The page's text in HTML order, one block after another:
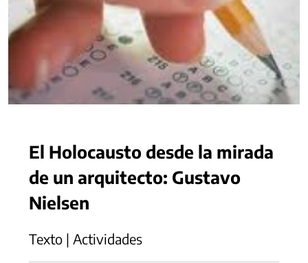
El Holocausto desde la mirada
de un arquitecto: Gustavo
Nielsen
Texto | Actividades